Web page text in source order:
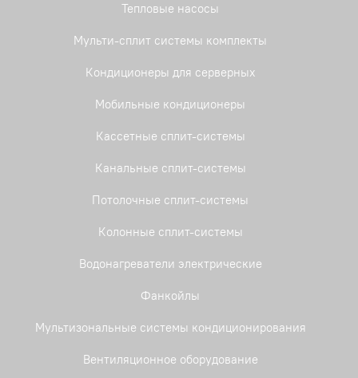
Тепловые насосы
Мульти-сплит системы комплекты
Кондиционеры для серверных
Мобильные кондиционеры
Кассетные сплит-системы
Канальные сплит-системы
Потолочные сплит-системы
Колонные сплит-системы
Водонагреватели электрические
Фанкойлы
Мультизональные системы кондиционирования
Вентиляционное оборудование